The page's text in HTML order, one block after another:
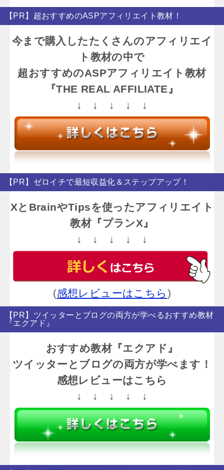
【PR】超おすすめのASPアフィリエイト教材！
今まで購入したたくさんのアフィリエイ
ト教材の中で
超おすすめのASPアフィリエイト教材
『THE REAL AFFILIATE』
↓ ↓ ↓ ↓ ↓
【PR】ゼロイチで最短収益化＆ステップアップ！
XとBrainやTipsを使ったアフィリエイト
教材『プランX』
↓ ↓ ↓ ↓ ↓
(感想レビューはこちら )
【PR】ツイッターとブログの両方が学べるおすすめ教材
『エクアド』
おすすめ教材『エクアド』
ツイッターとブログの両方が学べます！
感想レビューはこちら
↓ ↓ ↓ ↓ ↓